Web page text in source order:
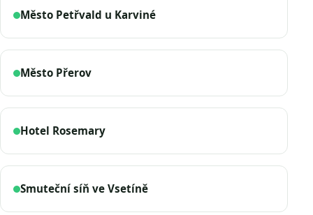
Město Petřvald u Karviné
Město Přerov
Hotel Rosemary
Smuteční síň ve Vsetíně